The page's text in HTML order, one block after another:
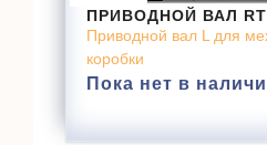
ПРИВОДНОЙ ВАЛ
Приводной вал L для
коробки
Пока нет в